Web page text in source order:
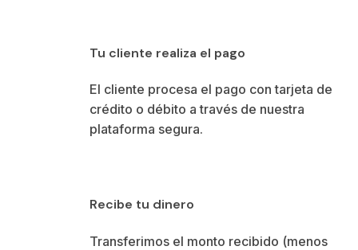
Tu cliente realiza el pago
El cliente procesa el pago con tarjeta de
crédito o débito a través de nuestra
plataforma segura.
Recibe tu dinero
Transferimos el monto recibido (menos